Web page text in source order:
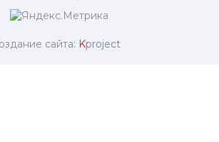
сайта: Kproject